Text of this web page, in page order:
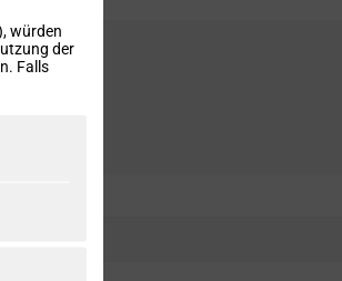
würden
der
Falls